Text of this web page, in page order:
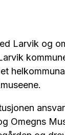
Larvik og
Omegns